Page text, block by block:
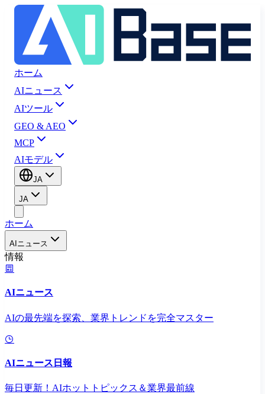
ホーム
AIニュース
AIツール
GEO & AEO
MCP
AIモデル
JA
JA
ホーム
AIニュース
情報
AIニュース
AIの最先端を探索、業界トレンドを完全マスター
AIニュース日報
毎日更新！AIホットトピックス＆業界最前線